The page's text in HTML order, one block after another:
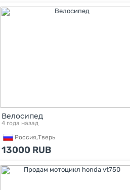
Велосипед
4 года назад
Россия,Тверь
13000 RUB